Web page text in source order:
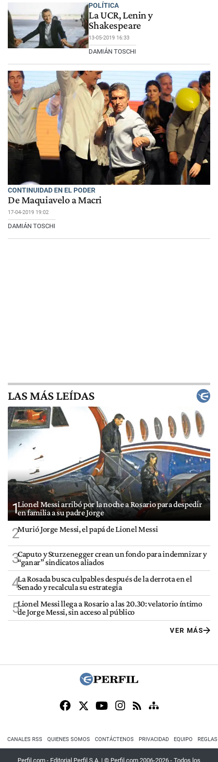
POLÍTICA
La UCR, Lenin y
Shakespeare
13-05-2019 16:33
DAMIÁN TOSCHI
CONTINUIDAD EN EL PODER
De Maquiavelo a Macri
17-04-2019 19:02
DAMIÁN TOSCHI
LAS MÁS LEÍDAS
1Lionel Messi arribó por la noche a Rosario para despedir
en familia a su padre Jorge
2Murió Jorge Messi, el papá de Lionel Messi
3Caputo y Sturzenegger crean un fondo para indemnizar y
“ganar” sindicatos aliados
4La Rosada busca culpables después de la derrota en el
Senado y recalcula su estrategia
5Lionel Messi llega a Rosario a las 20.30: velatorio íntimo
de Jorge Messi, sin acceso al público
VER MÁS
CANALES RSS QUIENES SOMOS CONTÁCTENOS PRIVACIDAD EQUIPO
Perfil.com - Editorial Perfil S.A. | © Perfil.com 2006-2026 - Todos los